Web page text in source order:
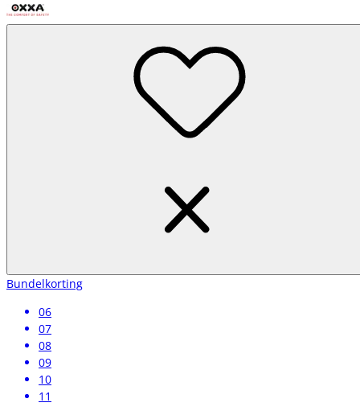
ben je van top tot teen beschermd.
Bundelkorting
06
07
08
09
10
11